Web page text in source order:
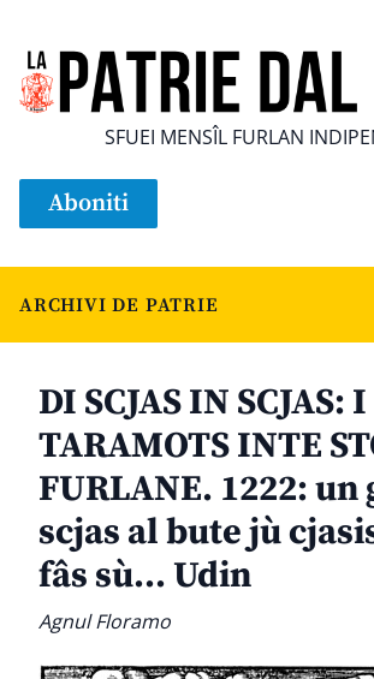
SFUEI MENSÎL FURLAN
Aboniti
ARCHIVI DE PATRIE
DI SCJAS IN SCJAS: I
TARAMOTS INTE
FURLANE. 1222: un
scjas al bute jù
fâs sù… Udin
Agnul Floramo